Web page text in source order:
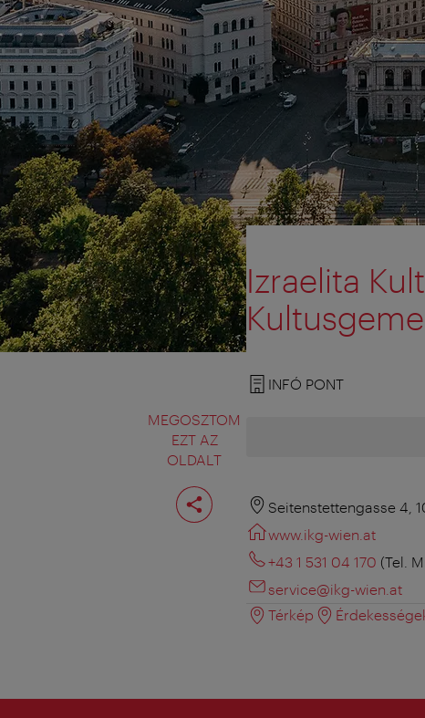
MEGOSZTOM
EZT AZ
OLDALT
Oldal
megosztása
Izraelita
INFÓ PONT
Seitenstettengasse 4,
www.ikg-wien.at
+43 1 531 04 170 (Tel.
service@ikg-wien.at
Térkép